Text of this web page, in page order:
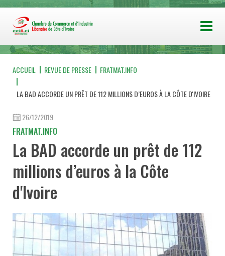
ACCUEIL REVUE DE PRESSE FRATMAT.INFO
LA BAD ACCORDE UN PRÊT DE 112 MILLIONS D’EUROS À LA CÔTE D'IVOIRE
26/12/2019
FRATMAT.INFO
La BAD accorde un prêt de 112
millions d’euros à la Côte
d'Ivoire